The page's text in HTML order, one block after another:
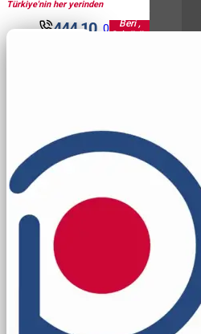
Türkiye'nin her yerinden
444 10 0
Beri ,
Sektörün